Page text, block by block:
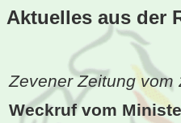
Aktuelles aus der
Zevener Zeitung vom
Weckruf vom